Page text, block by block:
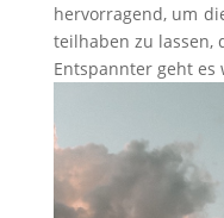
hervorragend, um
teilhaben zu lassen,
Entspannter geht